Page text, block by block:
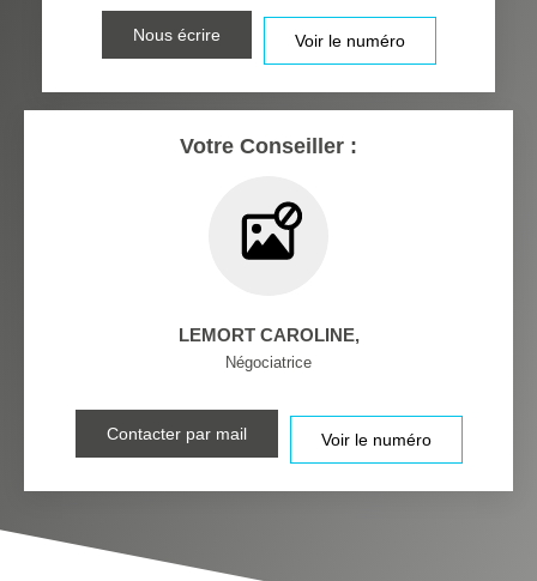
COMMERCES
Nous écrire Voir le numéro
Votre Conseiller :
LEMORT CAROLINE,
Négociatrice
Contacter par mail Voir le numéro